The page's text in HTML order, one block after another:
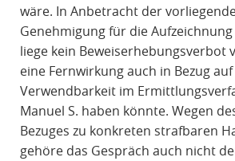
wäre. In Anbetracht der
Genehmigung für die
liege kein Beweiserhebungsverbot
eine Fernwirkung auch in Bezug
Verwendbarkeit im
Manuel S. haben könnte. Wegen
Bezuges zu konkreten strafbaren
gehöre das Gespräch auch nicht